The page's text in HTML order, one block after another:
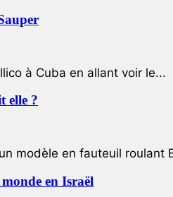
à Cuba en allant voir le...
elle ?
modèle en fauteuil roulant
en Israël